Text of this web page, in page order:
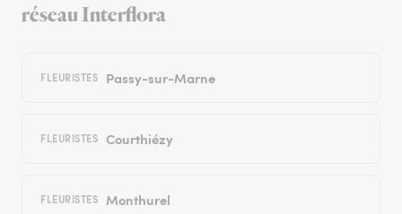
réseau Interflora
FLEURISTES Passy-sur-Marne
FLEURISTES Courthiézy
FLEURISTES Monthurel